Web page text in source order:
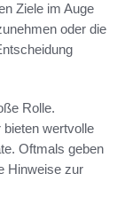
Ziele im Auge
oder die
Rolle.
bieten wertvolle
Oftmals geben
Hinweise zur